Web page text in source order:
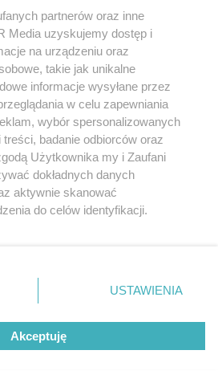
w serwisie nie może być powielany i
partnerów oraz inne
Media uzyskujemy dostęp i
na urządzeniu oraz
takie jak unikalne
informacje wysyłane przez
w celu zapewniania
wybór spersonalizowanych
badanie odbiorców oraz
Użytkownika my i Zaufani
dokładnych danych
aktywnie skanować
do celów identyfikacji.
przycisk ustawień prywatności
dolnym rogu strony
nie wymagają zgody
prawo sprzeciwić się takiemu
będą miały zastosowanie tylko
USTAWIENIA
Akceptuję